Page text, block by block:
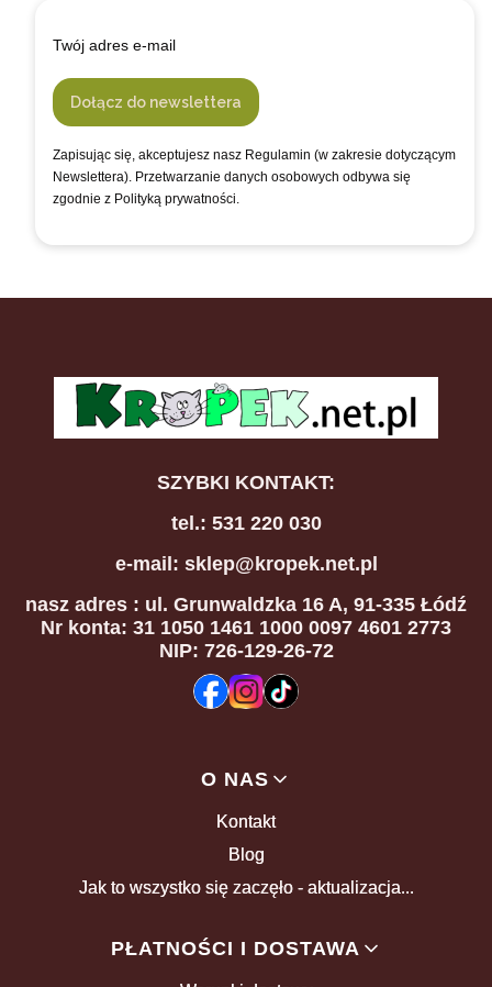
Twój adres e-mail
Dołącz do newslettera
Zapisując się, akceptujesz nasz Regulamin (w zakresie dotyczącym
Newslettera). Przetwarzanie danych osobowych odbywa się
zgodnie z Polityką prywatności.
SZYBKI KONTAKT:
tel.: 531 220 030
e-mail: sklep@kropek.net.pl
nasz adres : ul. Grunwaldzka 16 A, 91-335 Łódź
Nr konta: 31 1050 1461 1000 0097 4601 2773
NIP: 726-129-26-72
O NAS
Kontakt
Blog
Jak to wszystko się zaczęło - aktualizacja...
PŁATNOŚCI I DOSTAWA